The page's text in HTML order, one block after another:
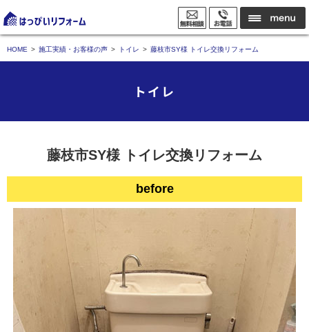
HOME 施工実績・お客様の声 トイレ 藤枝市SY様 トイレ交換リフォーム
トイレ
藤枝市SY様 トイレ交換リフォーム
before